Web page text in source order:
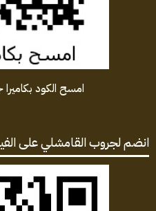
امسح الكود
انضم لجروب القامشلي على